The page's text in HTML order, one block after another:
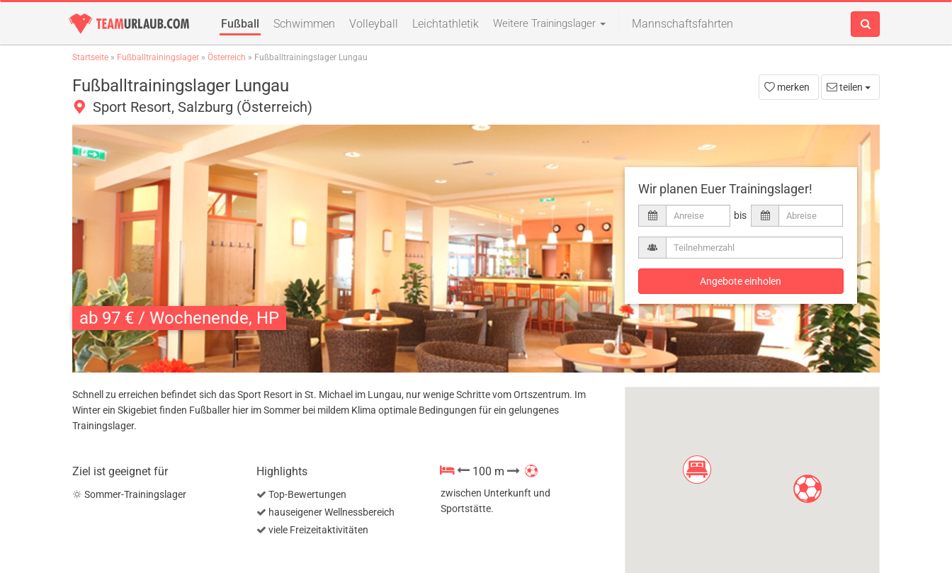
Fußball Schwimmen Volleyball Leichtathletik Weitere Trainingslager Mannschaftsfahrten
Startseite » Fußballtrainingslager » Österreich » Fußballtrainingslager Lungau
Fußballtrainingslager Lungau
Sport Resort, Salzburg (Österreich)
merken teilen
ab 97 € / Wochenende, HP
Wir planen Euer Trainingslager!
bis
Angebote einholen
Schnell zu erreichen befindet sich das Sport Resort in St. Michael im Lungau, nur wenige Schritte vom Ortszentrum. Im
Winter ein Skigebiet finden Fußballer hier im Sommer bei mildem Klima optimale Bedingungen für ein gelungenes
Trainingslager.
Ziel ist geeignet für
Sommer-Trainingslager
Highlights
Top-Bewertungen
hauseigener Wellnessbereich
viele Freizeitaktivitäten
100 m
zwischen Unterkunft und
Sportstätte.